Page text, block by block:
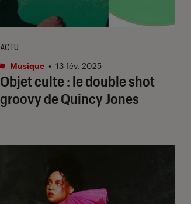
Objet culte : le double shot
groovy de Quincy Jones
ACTU
Musique • 13 fév. 2025